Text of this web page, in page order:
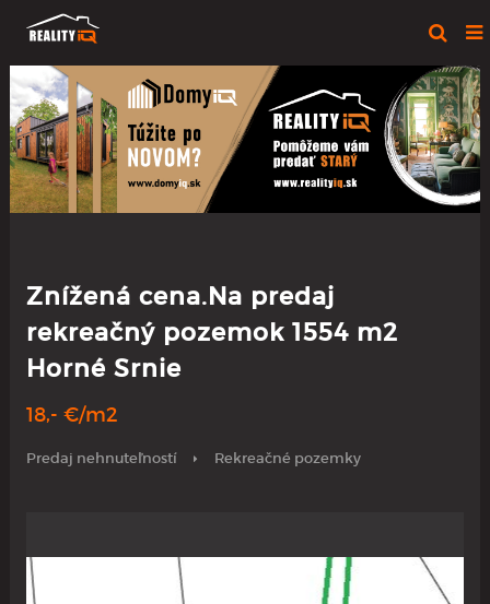
Znížená cena.Na predaj
rekreačný pozemok 1554 m2
Horné Srnie
18,- €/m2
Predaj nehnuteľností Rekreačné pozemky